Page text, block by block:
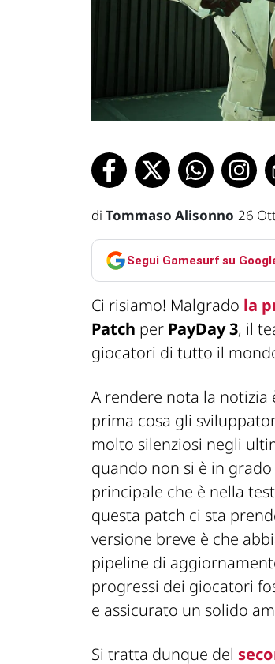
di Tommaso Alisonno 26
Segui Gamesurf su
Ci risiamo! Malgrado la
Patch per PayDay 3, il
giocatori di tutto il
A rendere nota la notizia
prima cosa gli
molto silenziosi negli
quando non si è in
principale che è nella
questa patch ci sta
versione breve è che
pipeline di
progressi dei giocatori
e assicurato un solido
Si tratta dunque del